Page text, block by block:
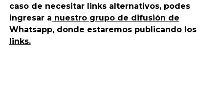
caso de necesitar links alternativos, podes
ingresar a nuestro grupo de difusión de
Whatsapp, donde estaremos publicando los
links.